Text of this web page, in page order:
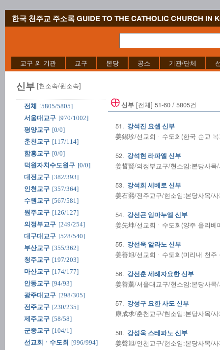
한국 천주교 주소록 GUIDE TO THE CATHOLIC CHURCH IN
교구 외 기관 교구 본당 공소 기관/단체
신부 [현소속/원소속]
전체
[5805/5805]
서울대교구 [970/1002]
평양교구 [0/0]
춘천교구 [117/114]
함흥교구 [0/0]
덕원자치수도원구 [0/0]
대전교구 [382/393]
인천교구 [357/364]
수원교구 [567/581]
원주교구 [126/127]
의정부교구 [249/254]
대구대교구 [528/540]
부산교구 [355/362]
청주교구 [197/203]
마산교구 [174/177]
안동교구 [94/93]
광주대교구 [298/305]
전주교구 [230/235]
제주교구 [58/58]
군종교구 [104/1]
선교회ㆍ수도회 [996/994]
신부 [전체] 51-60 / 5805건
51. 강석진 요셉 신부
姜錫珍/선교회ㆍ수도회(한국 순교
52. 강석현 라파엘 신부
姜晳賢/의정부교구/현소임:본당사목
53. 강석희 세베로 신부
姜石熙/전주교구/현소임:본당사목/
54. 강선곤 임마누엘 신부
姜先坤/선교회ㆍ수도회(양주 올리
55. 강선욱 알라노 신부
姜善旭/선교회ㆍ수도회(미리내 천
56. 강선훈 세례자요한 신부
姜善薰/서울대교구/현소임:본당사목
57. 강성구 요한 사도 신부
康成求/춘천교구/현소임:본당사목/
58. 강성욱 스테파노 신부
姜聲旭/인천교구/현소임:본당사목/